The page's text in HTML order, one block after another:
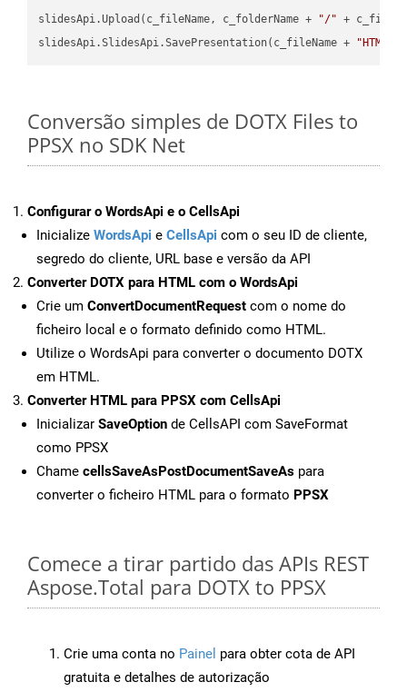
slidesApi.Upload(c_fileName, c_folderName + "/" +
slidesApi.SlidesApi.SavePresentation(c_fileName +
"HTML"
Conversão simples de DOTX Files to
PPSX no SDK Net
Configurar o WordsApi e o CellsApi
Inicialize WordsApi e CellsApi com o seu ID de cliente,
segredo do cliente, URL base e versão da API
Converter DOTX para HTML com o WordsApi
Crie um ConvertDocumentRequest com o nome do
ficheiro local e o formato definido como HTML.
Utilize o WordsApi para converter o documento DOTX
em HTML.
Converter HTML para PPSX com CellsApi
Inicializar SaveOption de CellsAPI com SaveFormat
como PPSX
Chame cellsSaveAsPostDocumentSaveAs para
converter o ficheiro HTML para o formato PPSX
Comece a tirar partido das APIs REST
Aspose.Total para DOTX to PPSX
Crie uma conta no Painel para obter cota de API
gratuita e detalhes de autorização